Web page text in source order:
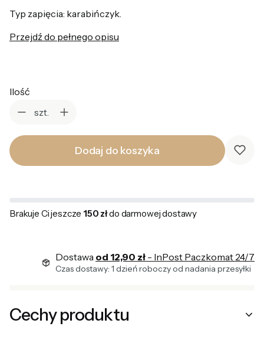
Typ zapięcia: karabińczyk.
Przejdź do pełnego opisu
Ilość
szt.
Dodaj do koszyka
Brakuje Ci jeszcze 150 złdo darmowej dostawy
Dostawa od 12,90 zł - InPost Paczkomat 24/7
Czas dostawy: 1 dzień roboczy od nadania przesyłki
Cechy produktu